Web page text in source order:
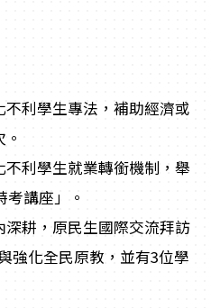
利學生專法，補助經濟或
利學生就業轉銜機制，舉
講座」。
深耕，原民生國際交流拜訪
強化全民原教，並有3位學